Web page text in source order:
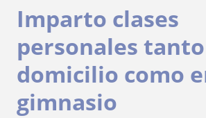
Imparto clases
personales
domicilio como
gimnasio